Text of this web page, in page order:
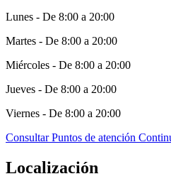
Lunes - De 8:00 a 20:00
Martes - De 8:00 a 20:00
Miércoles - De 8:00 a 20:00
Jueves - De 8:00 a 20:00
Viernes - De 8:00 a 20:00
Consultar Puntos de atención
Localización